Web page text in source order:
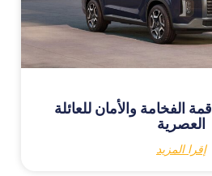
الفخامة والأمان للعائلة
العصرية
إقرا المزيد